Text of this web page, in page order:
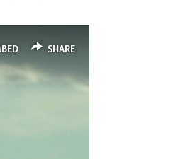
SHARE